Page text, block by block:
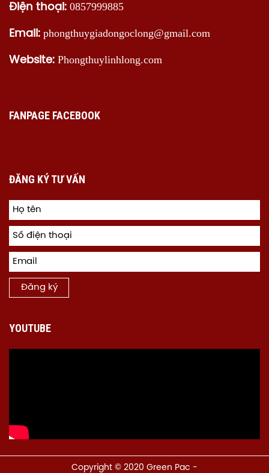
Điện thoại: 0857999885
Email: phongthuygiadongoclong@gmail.com
Website: Phongthuylinhlong.com
FANPAGE FACEBOOK
ĐĂNG KÝ TƯ VẤN
Đăng ký
YOUTUBE
Copyright © 2020 Green Pac -